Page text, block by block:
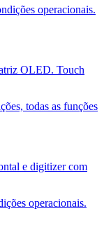
operacionais.
OLED. Touch
todas as funções
e digitizer com
operacionais.